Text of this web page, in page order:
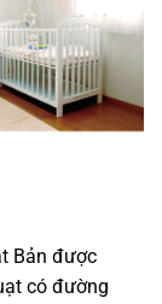
Bản được
có đường